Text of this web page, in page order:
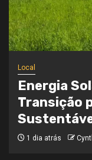
Local
Onde a
Caminho
3 semanas atrás